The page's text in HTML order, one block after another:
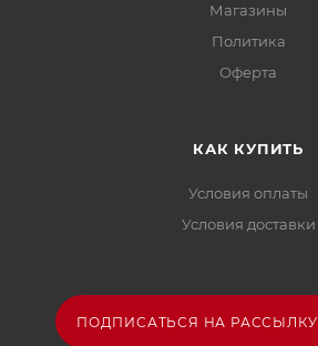
Магазины
Политика
Офертa
КАК КУПИТЬ
Условия оплаты
Условия доставки
ПОДПИСАТЬСЯ НА РАССЫЛКУ